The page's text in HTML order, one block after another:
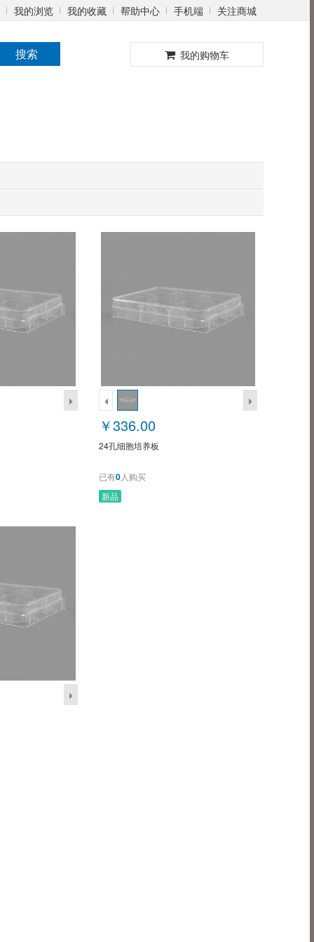
我的浏览 我的收藏 帮助中心 手机端 关注商城
搜索 我的购物车
￥336.00
24孔细胞培养板
已有0人购买
新品